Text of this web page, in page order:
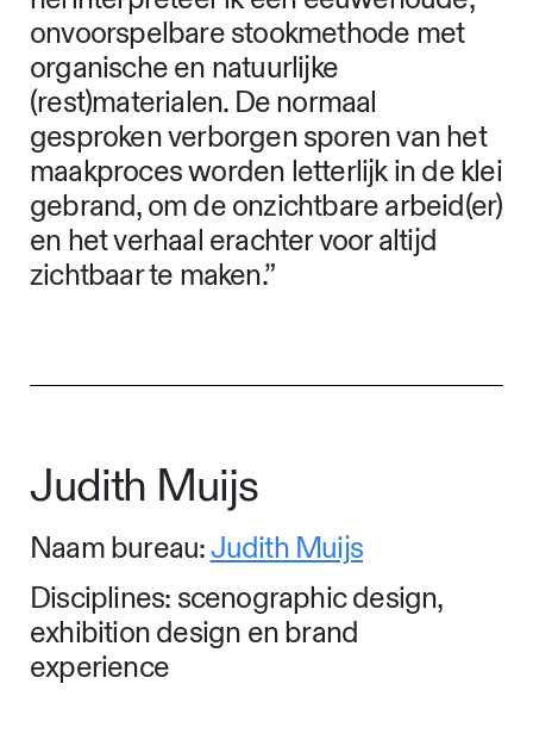
onvoorspelbare stookmethode met
organische en natuurlijke
(rest)materialen. De normaal
gesproken verborgen sporen van het
maakproces worden letterlijk in de klei
gebrand, om de onzichtbare arbeid(er)
en het verhaal erachter voor altijd
zichtbaar te maken.”
Judith Muijs
Naam bureau:Judith Muijs
Disciplines: scenographic design,
exhibition design en brand
experience